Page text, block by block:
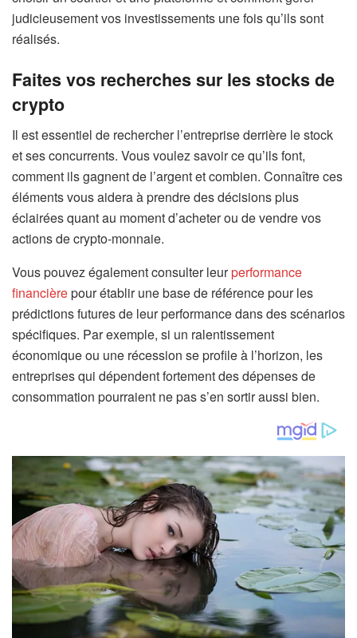
judicieusement vos investissements une fois qu’ils sont
réalisés.
Faites vos recherches sur les stocks de
crypto
Il est essentiel de rechercher l’entreprise derrière le stock
et ses concurrents. Vous voulez savoir ce qu’ils font,
comment ils gagnent de l’argent et combien. Connaître ces
éléments vous aidera à prendre des décisions plus
éclairées quant au moment d’acheter ou de vendre vos
actions de crypto-monnaie.
Vous pouvez également consulter leurperformance
financièrepour établir une base de référence pour les
prédictions futures de leur performance dans des scénarios
spécifiques. Par exemple, si un ralentissement
économique ou une récession se profile à l’horizon, les
entreprises qui dépendent fortement des dépenses de
consommation pourraient ne pas s’en sortir aussi bien.